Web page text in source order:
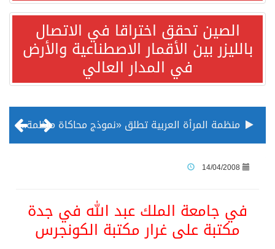
الصين تحقق اختراقا في الاتصال
بالليزر بين الأقمار الاصطناعية والأرض
في المدار العالي
منظمة المرأة العربية تطلق «نموذج محاكاة منظمة المرأة العربية للشباب» بمشاركة 10 دول عربية..غدًا
14/04/2008
في جامعة الملك عبد الله في جدة
مكتبة على غرار مكتبة الكونجرس